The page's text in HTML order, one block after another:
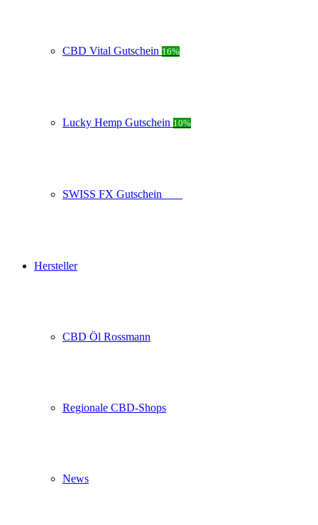
CBD Vital Gutschein 16%
Lucky Hemp Gutschein 10%
SWISS FX Gutschein
Hersteller
CBD Öl Rossmann
Regionale CBD-Shops
News